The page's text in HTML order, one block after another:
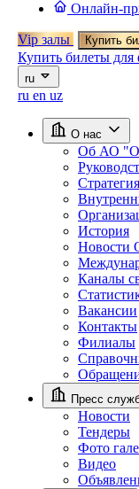
Онлайн-
Vip залы Купить
Купить билеты для
ru
ru en uz
О нас
Об АО
История
Новости
Каналы
Вакансии
Контакты
Филиалы
Пресс
Новости
Тендеры
Фото
Видео